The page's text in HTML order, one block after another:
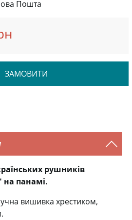
Пошта
ЗАМОВИТИ
рушників
на панамі.
вишивка хрестиком,